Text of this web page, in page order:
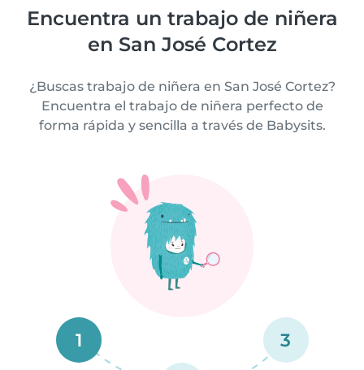
Encuentra un trabajo de niñera
en San José Cortez
¿Buscas trabajo de niñera en San José Cortez?
Encuentra el trabajo de niñera perfecto de
forma rápida y sencilla a través de Babysits.
1 3